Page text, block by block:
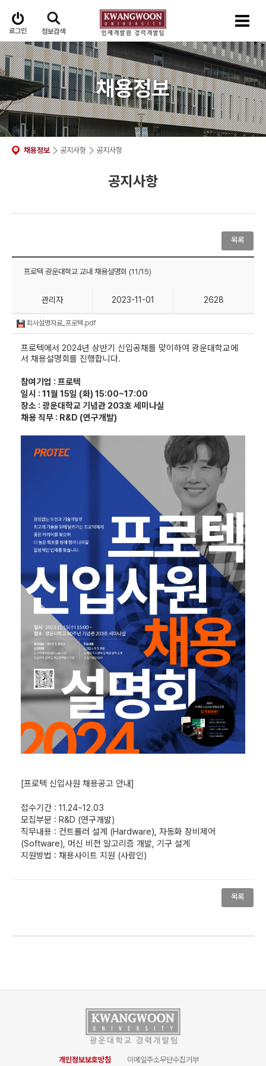
로그인 정보검색
채용정보
채용정보 공지사항 공지사항
공지사항
목록
프로텍 광운대학교 교내 채용설명회 (11/15)
관리자 2023-11-01 2628
회사설명자료_프로텍.pdf
프로텍에서 2024년 상반기 신입공채를 맞이하여 광운대학교에
서 채용설명회를 진행합니다.
참여기업 : 프로텍
일시 : 11월 15일 (화) 15:00~17:00
장소 : 광운대학교 기념관 203호 세미나실
채용 직무 : R&D (연구개발)
[프로텍 신입사원 채용공고 안내]
접수기간 : 11.24~12.03
모집부문 : R&D (연구개발)
직무내용 : 컨트롤러 설계 (Hardware), 자동화 장비제어
(Software), 머신 비젼 알고리즘 개발, 기구 설계
지원방법 : 채용사이트 지원 (사람인)
목록
개인정보보호방침 이메일주소무단수집거부